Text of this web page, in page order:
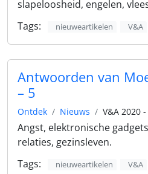
slapeloosheid, engelen,
Tags:
nieuweartikelen V&A
Antwoorden van
– 5
Ontdek Nieuws V&A 2020
Angst, elektronische
relaties, gezinsleven.
Tags:
nieuweartikelen V&A